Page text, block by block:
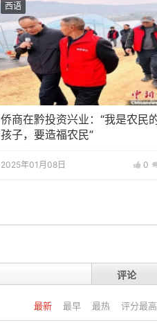
西语
侨商在黔投资兴业：“我是农民
孩子，要造福农民”
2025年01月08日 0
评论
最新 最早 最热 评分最高